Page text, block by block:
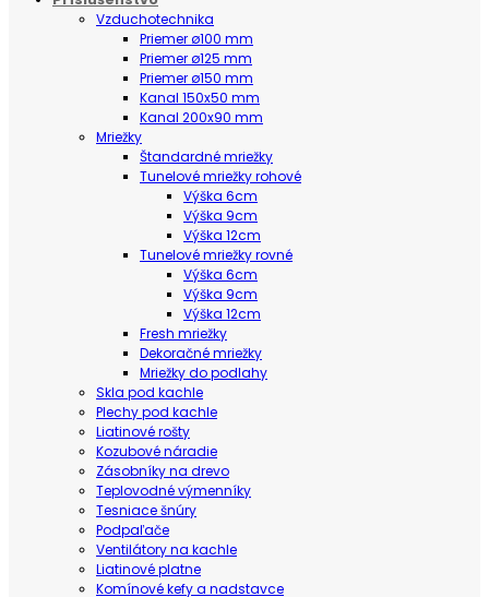
Vzduchotechnika
Priemer ø100 mm
Priemer ø125 mm
Priemer ø150 mm
Kanal 150x50 mm
Kanal 200x90 mm
Mriežky
Štandardné mriežky
Tunelové mriežky rohové
Výška 6cm
Výška 9cm
Výška 12cm
Tunelové mriežky rovné
Výška 6cm
Výška 9cm
Výška 12cm
Fresh mriežky
Dekoračné mriežky
Mriežky do podlahy
Skla pod kachle
Plechy pod kachle
Liatinové rošty
Kozubové náradie
Zásobníky na drevo
Teplovodné výmenníky
Tesniace šnúry
Podpaľače
Ventilátory na kachle
Liatinové platne
Komínové kefy a nadstavce